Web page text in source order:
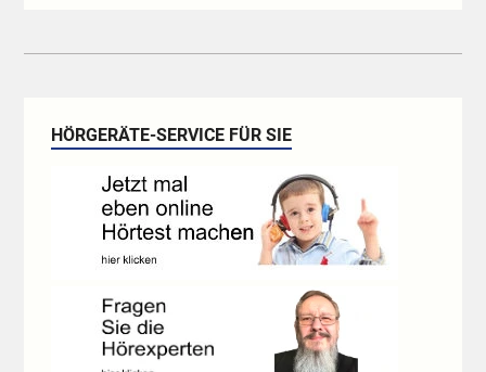
HÖRGERÄTE-SERVICE FÜR SIE